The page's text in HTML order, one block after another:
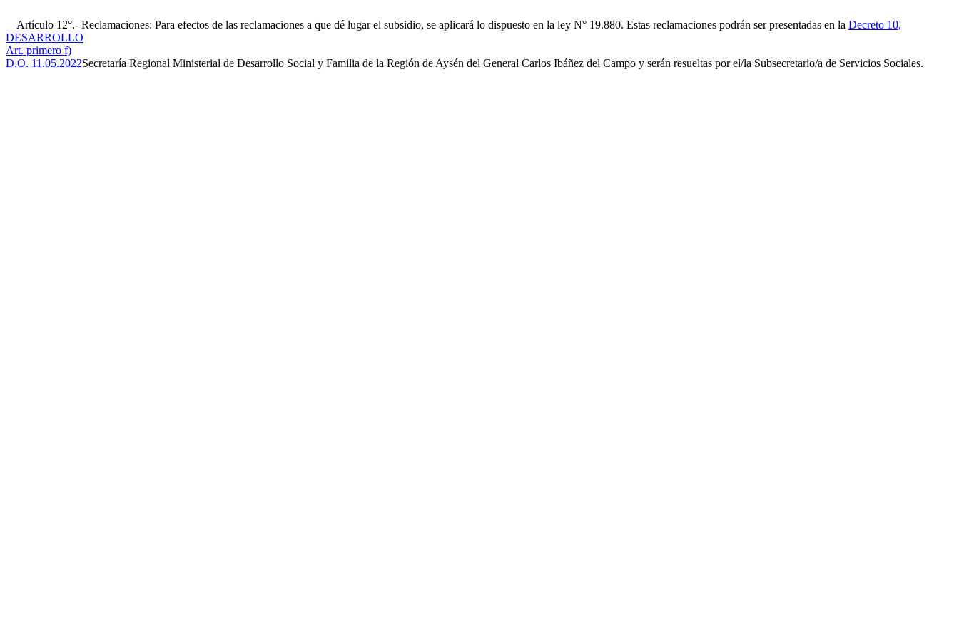
Artículo 12°.- Reclamaciones: Para efectos de las reclamaciones a que dé lugar el subsidio, se aplicará lo dispuesto en la ley N° 19.880. Estas reclamaciones podrán ser presentadas en la Decreto 10,
DESARROLLO
Art. primero f)
D.O. 11.05.2022Secretaría Regional Ministerial de Desarrollo Social y Familia de la Región de Aysén del General Carlos Ibáñez del Campo y serán resueltas por el/la Subsecretario/a de Servicios Sociales.